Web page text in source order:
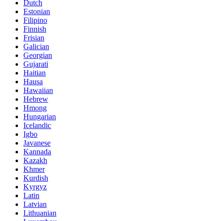
Dutch
Estonian
Filipino
Finnish
Frisian
Galician
Georgian
Gujarati
Haitian
Hausa
Hawaiian
Hebrew
Hmong
Hungarian
Icelandic
Igbo
Javanese
Kannada
Kazakh
Khmer
Kurdish
Kyrgyz
Latin
Latvian
Lithuanian